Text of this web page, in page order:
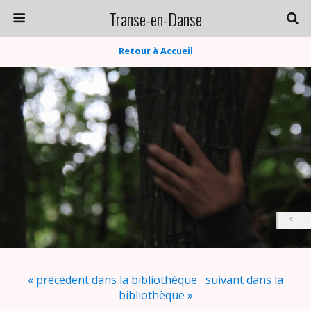
Transe-en-Danse
Retour à Accueil
« précédent dans la bibliothèque suivant dans la
bibliothèque »